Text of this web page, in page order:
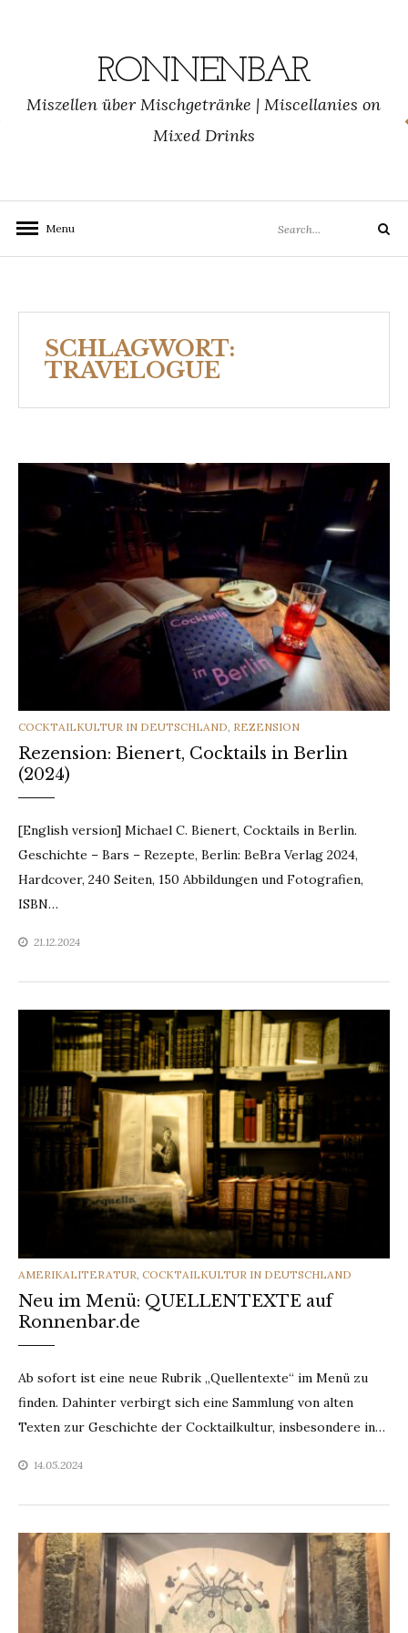
RONNENBAR
Miszellen über Mischgetränke | Miscellanies on
Mixed Drinks
Menu
for:
Search
SCHLAGWORT:
TRAVELOGUE
CATEGORIES
COCKTAILKULTUR IN DEUTSCHLAND, REZENSION
Rezension: Bienert, Cocktails in Berlin
(2024)
[English version] Michael C. Bienert, Cocktails in Berlin.
Geschichte – Bars – Rezepte, Berlin: BeBra Verlag 2024,
Hardcover, 240 Seiten, 150 Abbildungen und Fotografien,
ISBN…
21.12.2024
CATEGORIES
AMERIKALITERATUR COCKTAILKULTUR IN DEUTSCHLAND
Neu im Menü: QUELLENTEXTE auf
Ronnenbar.de
Ab sofort ist eine neue Rubrik „Quellentexte“ im Menü zu
finden. Dahinter verbirgt sich eine Sammlung von alten
Texten zur Geschichte der Cocktailkultur, insbesondere in…
14.05.2024